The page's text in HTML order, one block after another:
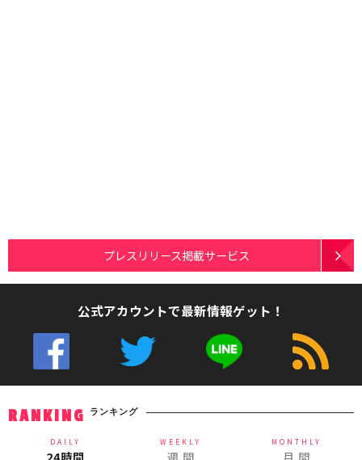
プレスリリース掲載サービス
公式アカウントで最新情報ゲット！
RANKING ランキング
DAILY
24時間
WEEKLY
週 間
MONTHLY
月 間